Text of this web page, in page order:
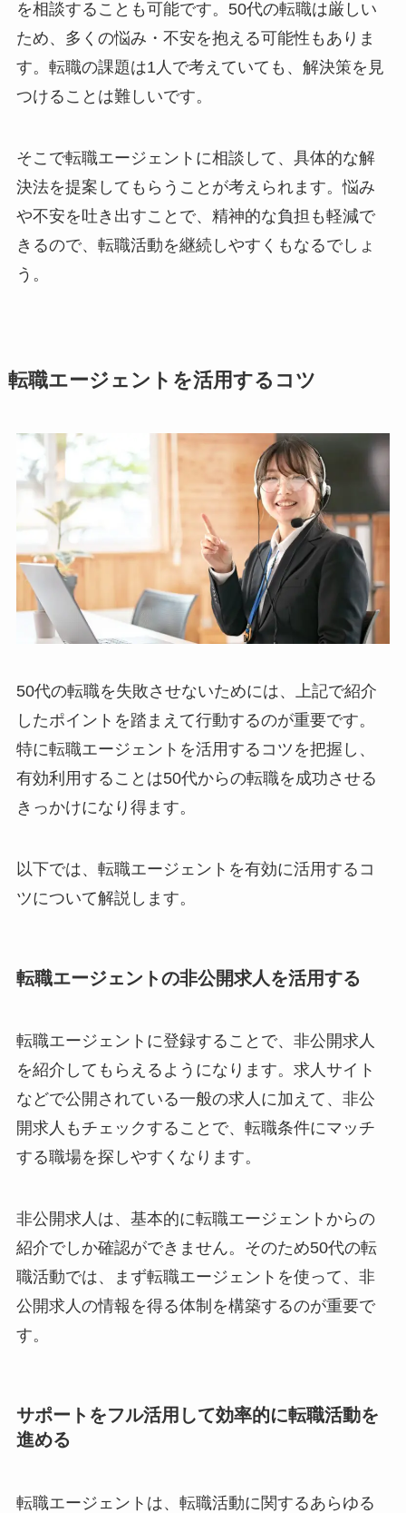
を相談することも可能です。50代の転職は厳しい
ため、多くの悩み・不安を抱える可能性もありま
す。転職の課題は1人で考えていても、解決策を見
つけることは難しいです。
そこで転職エージェントに相談して、具体的な解
決法を提案してもらうことが考えられます。悩み
や不安を吐き出すことで、精神的な負担も軽減で
きるので、転職活動を継続しやすくもなるでしょ
う。
転職エージェントを活用するコツ
50代の転職を失敗させないためには、上記で紹介
したポイントを踏まえて行動するのが重要です。
特に転職エージェントを活用するコツを把握し、
有効利用することは50代からの転職を成功させる
きっかけになり得ます。
以下では、転職エージェントを有効に活用するコ
ツについて解説します。
転職エージェントの非公開求人を活用する
転職エージェントに登録することで、非公開求人
を紹介してもらえるようになります。求人サイト
などで公開されている一般の求人に加えて、非公
開求人もチェックすることで、転職条件にマッチ
する職場を探しやすくなります。
非公開求人は、基本的に転職エージェントからの
紹介でしか確認ができません。そのため50代の転
職活動では、まず転職エージェントを使って、非
公開求人の情報を得る体制を構築するのが重要で
す。
サポートをフル活用して効率的に転職活動を
進める
転職エージェントは、転職活動に関するあらゆる